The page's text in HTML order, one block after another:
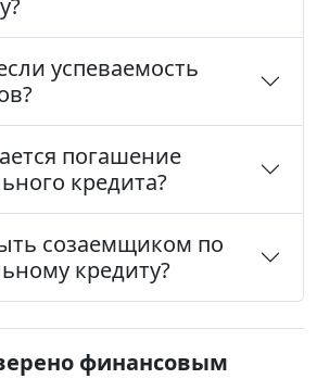
успеваемость
погашение
кредита?
созаемщиком по
кредиту?
финансовым